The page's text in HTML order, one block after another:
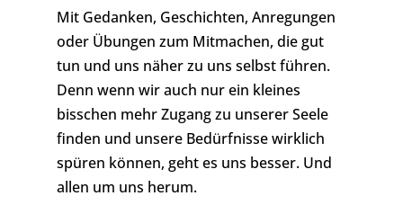
Mit Gedanken, Geschichten, Anregungen
oder Übungen zum Mitmachen, die gut
tun und uns näher zu uns selbst führen.
Denn wenn wir auch nur ein kleines
bisschen mehr Zugang zu unserer Seele
finden und unsere Bedürfnisse wirklich
spüren können, geht es uns besser. Und
allen um uns herum.